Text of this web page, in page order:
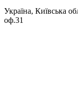
Україна, Київська
оф.31